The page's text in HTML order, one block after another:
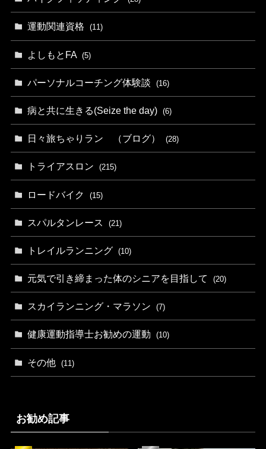
運動関連資格 (11)
よしもとFA (5)
パーソナルコーチング体験談 (16)
病と共に生きる(Seize the day) (6)
日々旅ちゃりラン （ブログ） (28)
トライアスロン (215)
ロードバイク (15)
スパルタンレース (21)
トレイルランニング (10)
元気で引き締まった体のシニアを目指して (20)
スカイランニング・マラソン (7)
健康運動指導士お勧めの運動 (10)
その他 (11)
お勧め記事